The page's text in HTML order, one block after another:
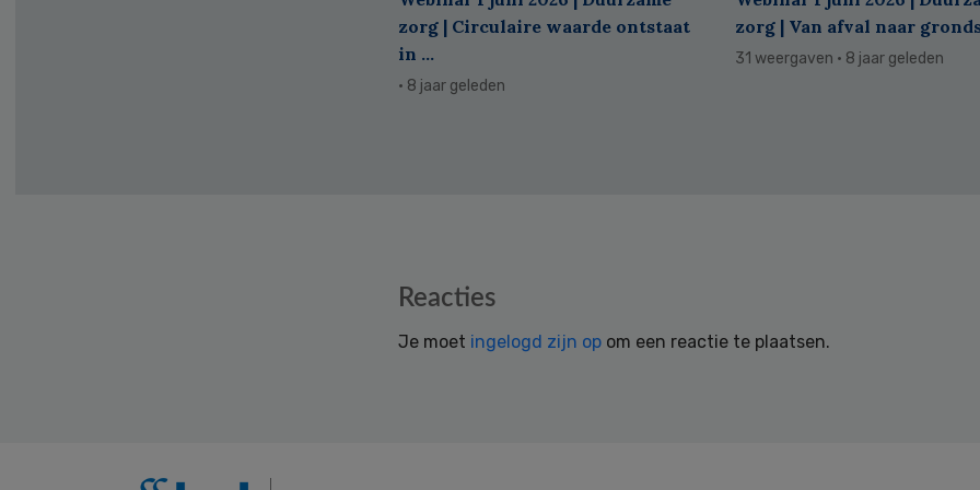
zorg | Circulaire waarde ontstaat
in ...
· 8 jaar geleden
zorg | Van afval naar
31 weergaven · 8 jaar geleden
Reacties
Je moet ingelogd zijn op om een reactie te plaatsen.